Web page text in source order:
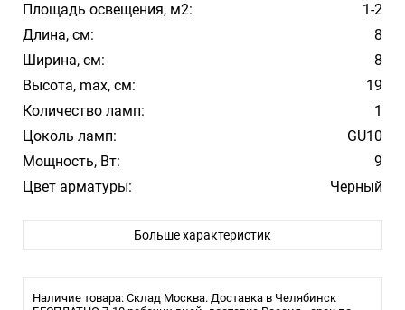
Площадь освещения, м2:
1-2
Длина, см:
8
Ширина, см:
8
Высота, max, см:
19
Количество ламп:
1
Цоколь ламп:
GU10
Мощность, Вт:
9
Цвет арматуры:
Черный
Материал плафона/абажура:
Больше характеристик
Наличие товара: Склад Москва. Доставка в Челябинск